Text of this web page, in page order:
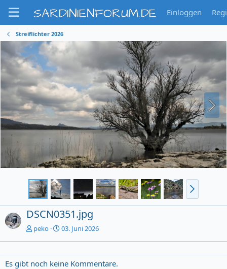
SARDINIENFORUM.DE Einloggen
Streiflichter 2026
DSCN0351.jpg
peko 03. Juni 2026
Es gibt noch keine Kommentare.